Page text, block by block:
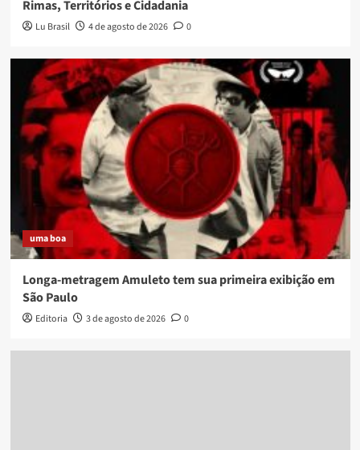
Rimas, Territórios e Cidadania
Lu Brasil 4 de agosto de 2026 0
uma boa
Longa-metragem Amuleto tem sua primeira exibição em
São Paulo
Editoria 3 de agosto de 2026 0